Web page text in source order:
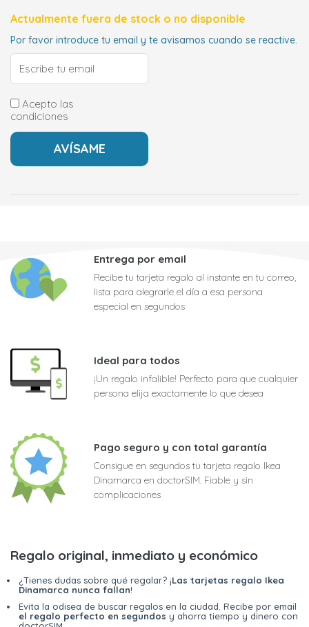
Actualmente fuera de stock o no disponible
Por favor introduce tu email y te avisamos cuando se reactive.
Acepto las
condiciones
Entrega por email
Recibe tu tarjeta regalo al instante en tu correo,
lista para alegrarle el día a esa persona
especial en segundos
Ideal para todos
¡Un regalo infalible! Perfecto para que cualquier
persona elija exactamente lo que desea
Pago seguro y con total garantía
Consigue en segundos tu tarjeta regalo Ikea
Dinamarca en doctorSIM. Fiable y sin
complicaciones
Regalo original, inmediato y económico
¿Tienes dudas sobre qué regalar? ¡Las tarjetas regalo Ikea
Dinamarca nunca fallan!
Evita la odisea de buscar regalos en la ciudad. Recibe por email
el regalo perfecto en segundos y ahorra tiempo y dinero con